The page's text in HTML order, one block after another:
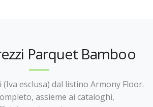
Parquet Bamboo
(Iva esclusa) dal listino Armony Floor.
assieme ai cataloghi,